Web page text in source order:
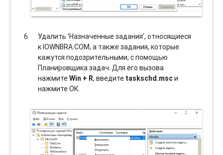
Удалить ‘Назначенные задания’, относящиеся
к IOWNBRA.COM, а также задания, которые
кажутся подозрительными, с помощью
Планировщика задач. Для его вызова
нажмитеWin + R, введите taskschd.mscи
нажмите ОК.